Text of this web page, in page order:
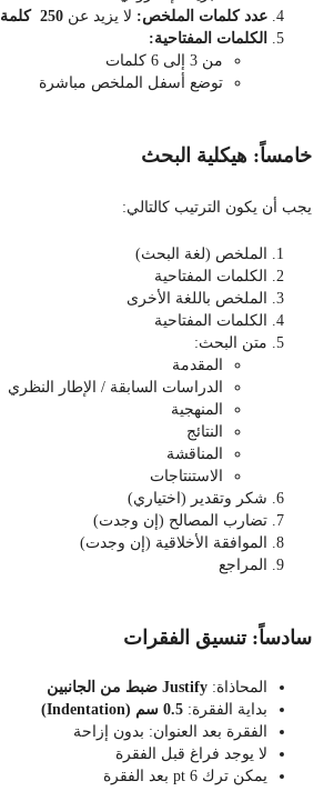
عدد كلمات الملخص: لا يزيد عن 250 كلمة
الكلمات المفتاحية:
من 3 إلى 6 كلمات
توضع أسفل الملخص مباشرة
خامساً: هيكلية البحث
يجب أن يكون الترتيب كالتالي:
الملخص (لغة البحث)
الكلمات المفتاحية
الملخص باللغة الأخرى
الكلمات المفتاحية
متن البحث:
المقدمة
الدراسات السابقة / الإطار النظري
المنهجية
النتائج
المناقشة
الاستنتاجات
شكر وتقدير (اختياري)
تضارب المصالح (إن وجدت)
الموافقة الأخلاقية (إن وجدت)
المراجع
سادساً: تنسيق الفقرات
المحاذاة: Justify ضبط من الجانبين
بداية الفقرة: 0.5 سم (Indentation)
الفقرة بعد العنوان: بدون إزاحة
لا يوجد فراغ قبل الفقرة
يمكن ترك 6 pt بعد الفقرة